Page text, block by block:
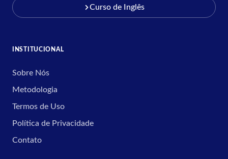
Curso de Inglês
INSTITUCIONAL
Sobre Nós
Metodologia
Termos de Uso
Política de Privacidade
Contato